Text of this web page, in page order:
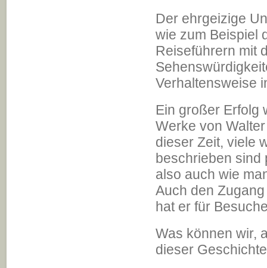
Der ehrgeizige
wie zum Beispiel
Reiseführern mit
Verhaltensweise
Ein großer Erfolg
Werke von
dieser Zeit, viele
beschrieben sind
also auch wie
Auch den
hat er für
Was können wir,
dieser